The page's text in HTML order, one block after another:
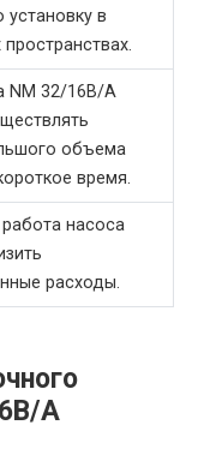
установку в
NM 32/16B/A
объема
время.
насоса
расходы.
A